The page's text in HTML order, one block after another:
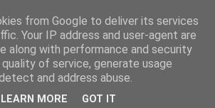
!
seul chemin susceptible de nous faire
de vérité, utilisons la par des moyens
Le temps qu'on remplisse nos
from Google to deliver its services
Your IP address and user-agent are
along with performance and security
of service, generate usage
and address abuse.
LEARN MORE GOT IT